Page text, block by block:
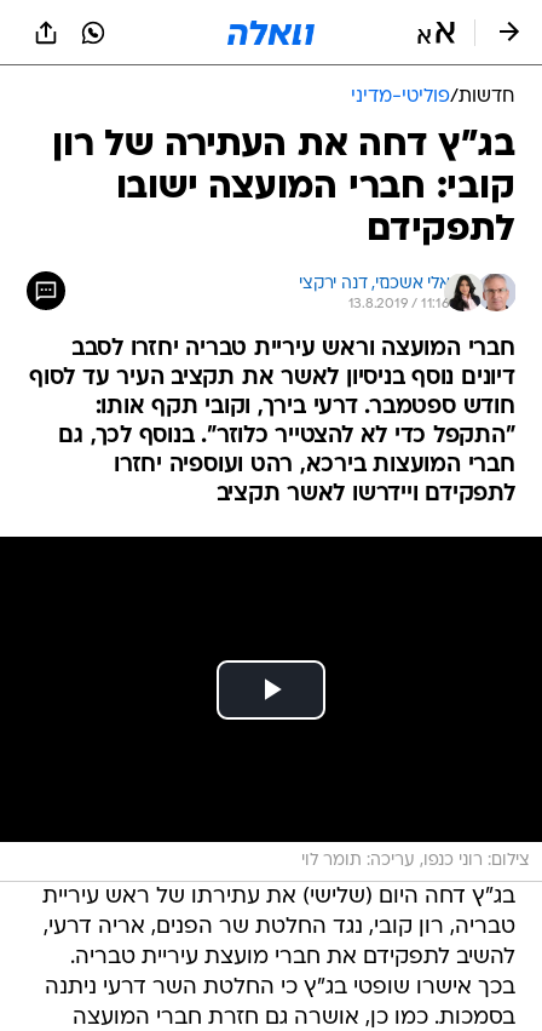
חדשות/פוליטי-מדיני
בג"ץ דחה את העתירה של רון
קובי: חברי המועצה ישובו
לתפקידם
אלי אשכנזי, דנה ירקצי
13.8.2019 / 11:16
חברי המועצה וראש עיריית טבריה יחזרו לסבב
דיונים נוסף בניסיון לאשר את תקציב העיר עד לסוף
חודש ספטמבר. דרעי בירך, וקובי תקף אותו:
"התקפל כדי לא להצטייר כלוזר". בנוסף לכך, גם
חברי המועצות בירכא, רהט ועוספיה יחזרו
לתפקידם ויידרשו לאשר תקציב
צילום: רוני כנפו, עריכה: תומר לוי
בג"ץ דחה היום (שלישי) את עתירתו של ראש עיריית
טבריה, רון קובי, נגד החלטת שר הפנים, אריה דרעי,
להשיב לתפקידם את חברי מועצת עיריית טבריה.
בכך אישרו שופטי בג"ץ כי החלטת השר דרעי ניתנה
בסמכות. כמו כן, אושרה גם חזרת חברי המועצה